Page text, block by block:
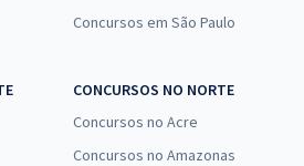
Concursos em São Paulo
CONCURSOS NO NORTE
Concursos no Acre
Concursos no Amazonas